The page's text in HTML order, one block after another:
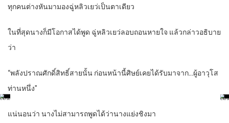
ทุกคนต่างหันมามองฉู่หลิวเยว่เป็นตาเดียว
ในที่สุดนางก็มีโอกาสได้พูด ฉู่หลิวเยว่ลอบถอนหายใจ แล้วกล่าวอธิบาย
ว่า
“พลังปราณศักดิ์สิทธิ์สายนั้น ก่อนหน้านี้ศิษย์เคยได้รับมาจาก…ผู้อาวุโส
ท่านหนึ่ง”
แน่นอนว่า นางไม่สามารถพูดได้ว่านางแย่งชิงมา